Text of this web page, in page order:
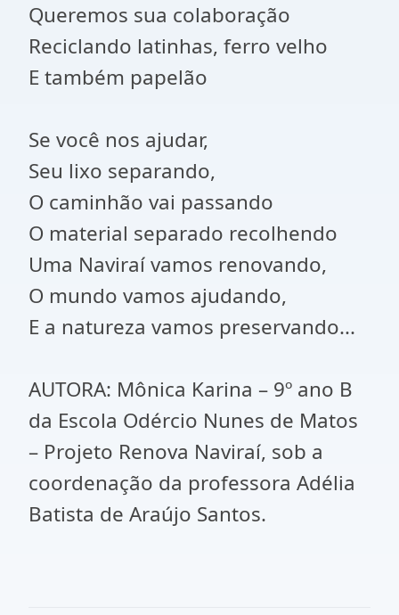
Queremos sua colaboração
Reciclando latinhas, ferro velho
E também papelão
Se você nos ajudar,
Seu lixo separando,
O caminhão vai passando
O material separado recolhendo
Uma Naviraí vamos renovando,
O mundo vamos ajudando,
E a natureza vamos preservando...
AUTORA: Mônica Karina – 9º ano B
da Escola Odércio Nunes de Matos
– Projeto Renova Naviraí, sob a
coordenação da professora Adélia
Batista de Araújo Santos.